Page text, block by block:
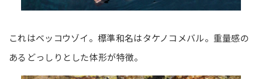
これはベッコウゾイ。標準和名はタケノコメバル。重量感の
あるどっしりとした体形が特徴。